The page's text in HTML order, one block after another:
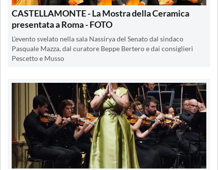
CASTELLAMONTE - La Mostra della Ceramica
presentata a Roma - FOTO
L'evento svelato nella sala Nassirya del Senato dal sindaco
Pasquale Mazza, dal curatore Beppe Bertero e dai consiglieri
Pescetto e Musso